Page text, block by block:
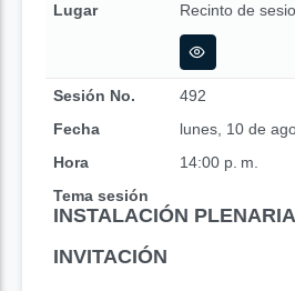
Lugar Recinto de
Sesión No.
492
Fecha
lunes, 10 de
Hora
14:00 p. m.
Tema sesión
INSTALACIÓN PLENARIA
INVITACIÓN